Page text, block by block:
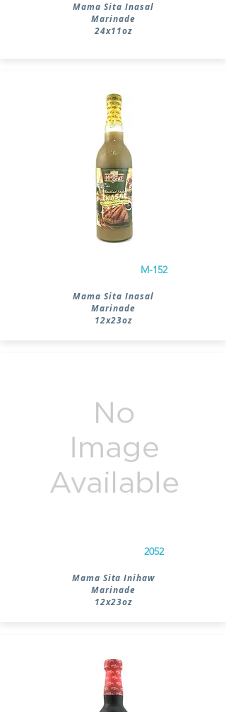
Mama Sita Inasal
Marinade
24x11oz
M-152
Mama Sita Inasal
Marinade
12x23oz
2052
Mama Sita Inihaw
Marinade
12x23oz